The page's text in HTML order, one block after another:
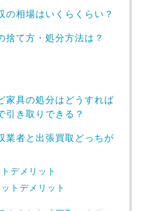
の相場はいくらくらい？
捨て方・処分方法は？
家具の処分はどうすれば
引き取りできる？
業者と出張買取どっちが
デメリット
トデメリット